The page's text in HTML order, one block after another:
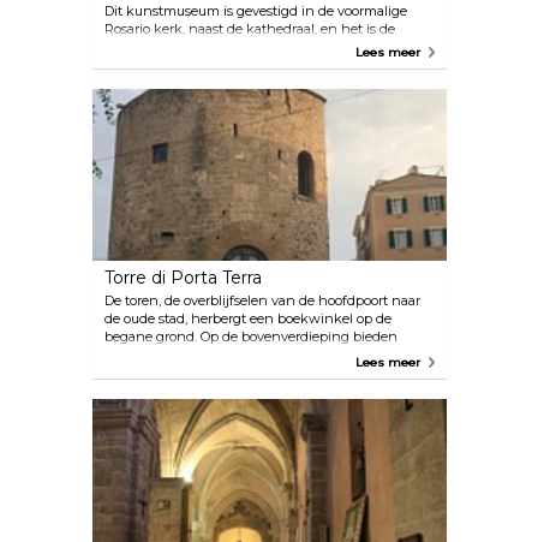
Dit kunstmuseum is gevestigd in de voormalige
Rosario kerk, naast de kathedraal, en het is de
ideale setting voor een scala aan religieuze kunst
van onschatbare waarde. Ze tonen ook Afrikaanse
Lees meer
Torre di Porta Terra
De toren, de overblijfselen van de hoofdpoort naar
de oude stad, herbergt een boekwinkel op de
begane grond. Op de bovenverdieping bieden
touchscreens een virtuele reis door de geschiedenis
stad en de haven.
Lees meer